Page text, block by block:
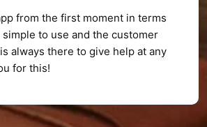
from the first moment in terms
to use and the customer
always there to give help at any
for this!